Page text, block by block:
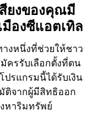
ยงของคุณมี
องซีแอตเทิล
งหนึ่งที่ช่วยให้ชาว
ครรับเลือกตั้งที่ตน
ปรแกรมนี้ได้รับเงิน
ติจากผู้มีสิทธิออก
หาริมทรัพย์